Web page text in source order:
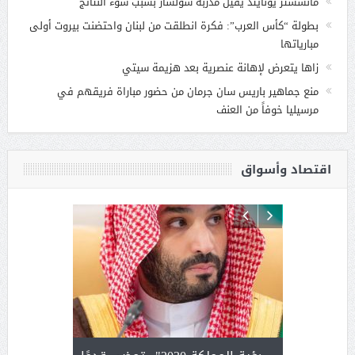
بطولة “كأس العرب”: فكرة انطلقت من لبنان واحتضنت بيروت أولى
مبارياتها
زاها يتعرض لإهانة عنصرية بعد هزيمة سيتي
منع جماهير باريس سان جرمان من حضور مباراة فريقهم في
مرسيليا خوفاً من العنف
اقتصاد وأسواق